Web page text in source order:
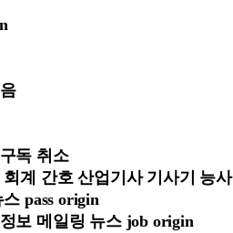
독 취소
계 간호 산업기사 기사기 능사
pass origin
보 메일링 뉴스 job origin